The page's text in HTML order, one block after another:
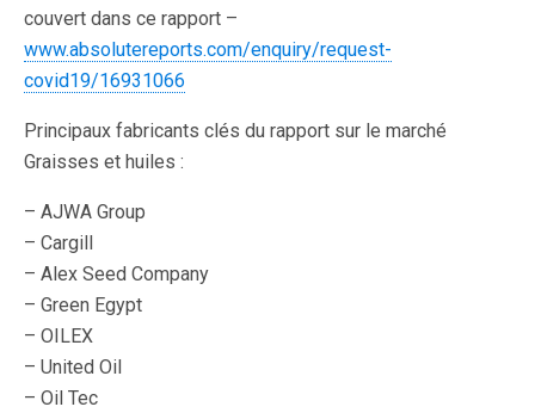
couvert dans ce rapport –
www.absolutereports.com/enquiry/request-
covid19/16931066
Principaux fabricants clés du rapport sur le marché
Graisses et huiles :
– AJWA Group
– Cargill
– Alex Seed Company
– Green Egypt
– OILEX
– United Oil
– Oil Tec